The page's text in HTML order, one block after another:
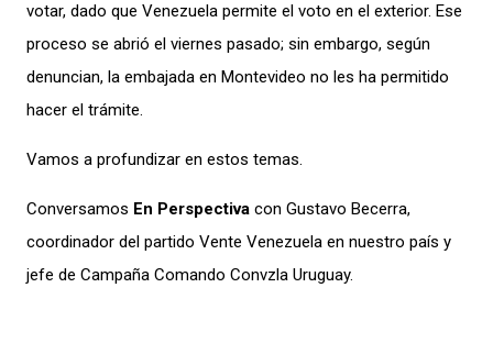
votar, dado que Venezuela permite el voto en el exterior. Ese
proceso se abrió el viernes pasado; sin embargo, según
denuncian, la embajada en Montevideo no les ha permitido
hacer el trámite.
Vamos a profundizar en estos temas.
Conversamos En Perspectiva con Gustavo Becerra,
coordinador del partido Vente Venezuela en nuestro país y
jefe de Campaña Comando Convzla Uruguay.